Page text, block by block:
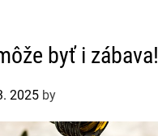
byť i zábava!
2025 by